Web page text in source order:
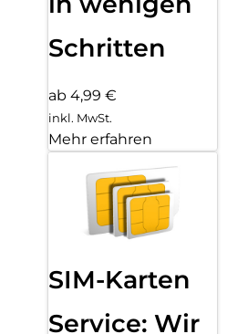
Schritten
ab 4,99 €
inkl. MwSt.
Mehr erfahren
SIM-Karten
Service: Wir